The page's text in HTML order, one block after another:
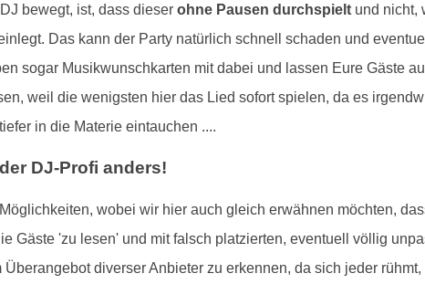
bewegt, ist, dass dieser ohne Pausen durchspieltund nicht,
Das kann der Party natürlich schnell schaden und
sogar Musikwunschkarten mit dabei und lassen Eure Gäste
weil die wenigsten hier das Lied sofort spielen, da es
in die Materie eintauchen ....
DJ-Profi anders!
wobei wir hier auch gleich erwähnen möchten,
Gäste 'zu lesen' und mit falsch platzierten, eventuell völlig
Überangebot diverser Anbieter zu erkennen, da sich jeder